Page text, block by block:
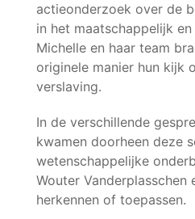
actieonderzoek over de
in het maatschappelijk
Michelle en haar team
originele manier hun kijk
verslaving.
In de verschillende
kwamen doorheen deze
wetenschappelijke
Wouter Vanderplasschen
herkennen of toepassen.